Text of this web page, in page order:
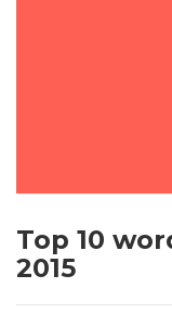
Top 10
2015